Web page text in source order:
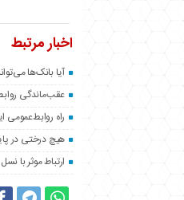
اخبار مرتبط
آیا بانک‌ها
عقب‌ماندگی
راه روابط‌عمومی
هیچ درختی در پایتخت قطع
ارتباط موثر با